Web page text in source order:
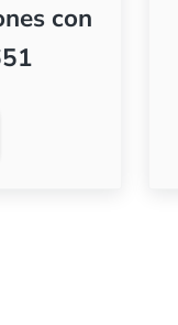
con
354: